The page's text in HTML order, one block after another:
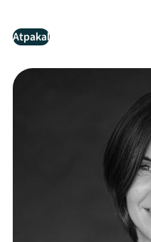
Atpakaļ